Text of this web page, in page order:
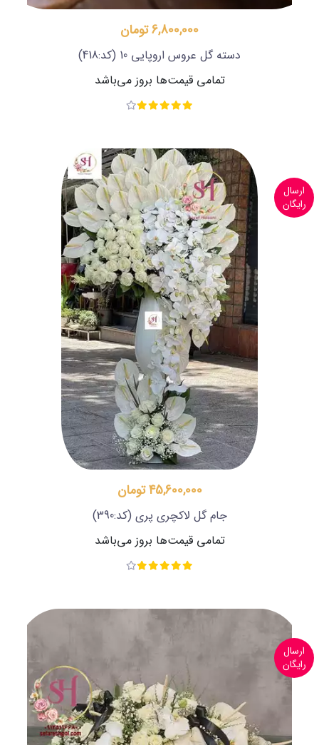
6,800,000 تومان
دسته گل عروس اروپایی 10
(کد:418)
تمامی قیمت‌ها بروز می‌باشد
ارسال
رایگان
45,600,000 تومان
جام گل لاکچری پری (کد:390)
تمامی قیمت‌ها بروز می‌باشد
ارسال
رایگان